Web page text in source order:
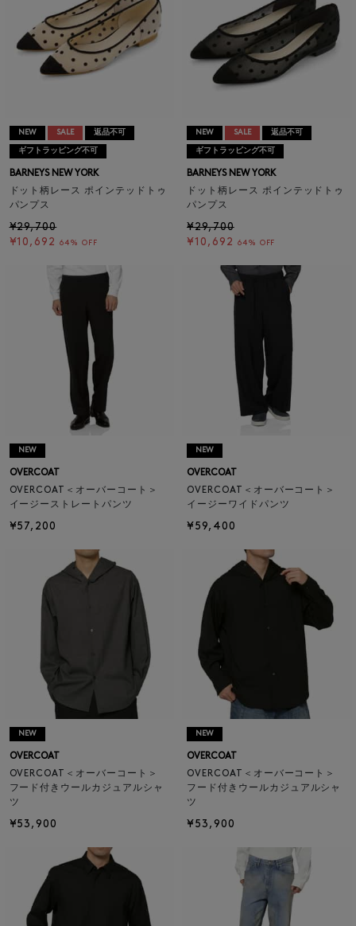
NEW SALE 返品不可
ギフトラッピング不可
BARNEYS NEW YORK
ドット柄レース ポインテッドトゥ
パンプス
¥29,700
¥10,692
64% OFF
NEW SALE 返品不可
ギフトラッピング不可
BARNEYS NEW YORK
ドット柄レース ポインテッドトゥ
パンプス
¥29,700
¥10,692
64% OFF
NEW
OVERCOAT
OVERCOAT＜オーバーコート＞
イージーストレートパンツ
¥57,200
NEW
OVERCOAT
OVERCOAT＜オーバーコート＞
イージーワイドパンツ
¥59,400
NEW
OVERCOAT
OVERCOAT＜オーバーコート＞
フード付きウールカジュアルシャ
ツ
¥53,900
NEW
OVERCOAT
OVERCOAT＜オーバーコート＞
フード付きウールカジュアルシャ
ツ
¥53,900